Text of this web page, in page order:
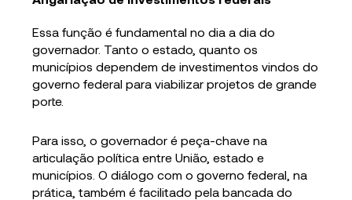
Essa função é fundamental no dia a dia do
governador. Tanto o estado, quanto os
municípios dependem de investimentos vindos do
governo federal para viabilizar projetos de grande
porte.
Para isso, o governador é peça-chave na
articulação política entre União, estado e
municípios. O diálogo com o governo federal, na
prática, também é facilitado pela bancada do